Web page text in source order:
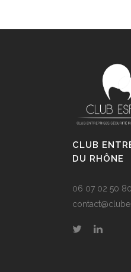
CLUB
DU RHÔNE
06 07 02 50 80